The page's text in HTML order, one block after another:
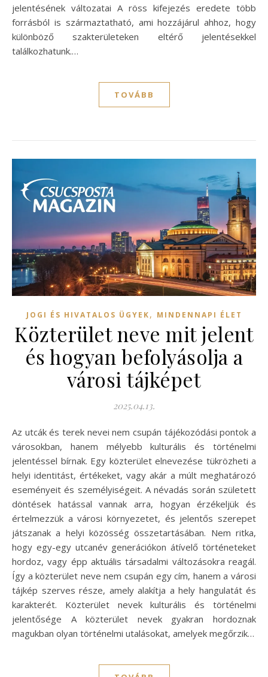
jelentésének változatai A röss kifejezés eredete több
forrásból is származtatható, ami hozzájárul ahhoz, hogy
különböző szakterületeken eltérő jelentésekkel
találkozhatunk.…
TOVÁBB
JOGI ÉS HIVATALOS ÜGYEK, MINDENNAPI ÉLET
Közterület neve mit jelent
és hogyan befolyásolja a
városi tájképet
2025.04.13.
Az utcák és terek nevei nem csupán tájékozódási pontok a
városokban, hanem mélyebb kulturális és történelmi
jelentéssel bírnak. Egy közterület elnevezése tükrözheti a
helyi identitást, értékeket, vagy akár a múlt meghatározó
eseményeit és személyiségeit. A névadás során született
döntések hatással vannak arra, hogyan érzékeljük és
értelmezzük a városi környezetet, és jelentős szerepet
játszanak a helyi közösség összetartásában. Nem ritka,
hogy egy-egy utcanév generációkon átívelő történeteket
hordoz, vagy épp aktuális társadalmi változásokra reagál.
Így a közterület neve nem csupán egy cím, hanem a városi
tájkép szerves része, amely alakítja a hely hangulatát és
karakterét. Közterület nevek kulturális és történelmi
jelentősége A közterület nevek gyakran hordoznak
magukban olyan történelmi utalásokat, amelyek megőrzik…